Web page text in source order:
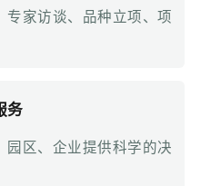
专家访谈、品种立项、项
务
园区、企业提供科学的决